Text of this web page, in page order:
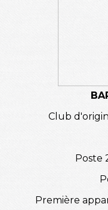
Club
Poste
Première